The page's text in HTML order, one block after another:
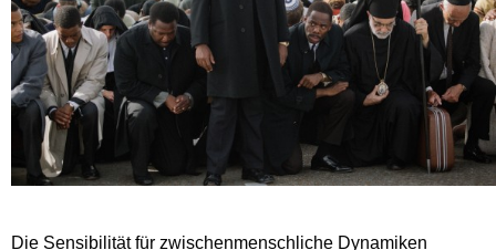
Die Sensibilität für zwischenmenschliche Dynamiken